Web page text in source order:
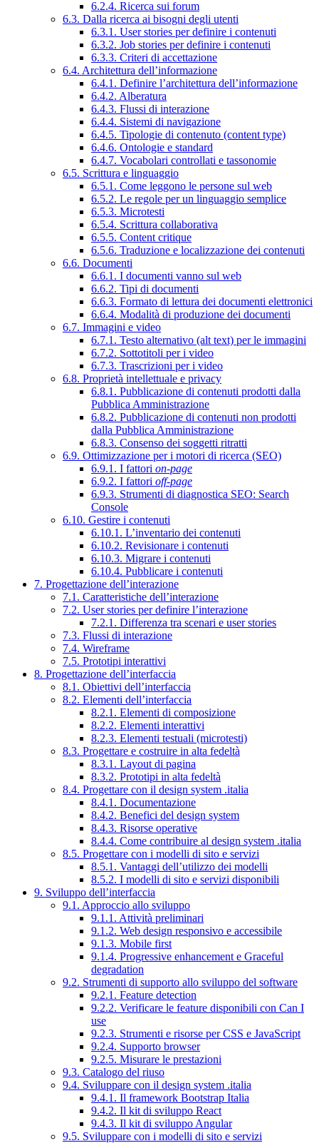
6.2.4. Ricerca sui forum
6.3. Dalla ricerca ai bisogni degli utenti
6.3.1. User stories per definire i contenuti
6.3.2. Job stories per definire i contenuti
6.3.3. Criteri di accettazione
6.4. Architettura dell’informazione
6.4.1. Definire l’architettura dell’informazione
6.4.2. Alberatura
6.4.3. Flussi di interazione
6.4.4. Sistemi di navigazione
6.4.5. Tipologie di contenuto (content type)
6.4.6. Ontologie e standard
6.4.7. Vocabolari controllati e tassonomie
6.5. Scrittura e linguaggio
6.5.1. Come leggono le persone sul web
6.5.2. Le regole per un linguaggio semplice
6.5.3. Microtesti
6.5.4. Scrittura collaborativa
6.5.5. Content critique
6.5.6. Traduzione e localizzazione dei contenuti
6.6. Documenti
6.6.1. I documenti vanno sul web
6.6.2. Tipi di documenti
6.6.3. Formato di lettura dei documenti elettronici
6.6.4. Modalità di produzione dei documenti
6.7. Immagini e video
6.7.1. Testo alternativo (alt text) per le immagini
6.7.2. Sottotitoli per i video
6.7.3. Trascrizioni per i video
6.8. Proprietà intellettuale e privacy
6.8.1. Pubblicazione di contenuti prodotti dalla
Pubblica Amministrazione
6.8.2. Pubblicazione di contenuti non prodotti
dalla Pubblica Amministrazione
6.8.3. Consenso dei soggetti ritratti
6.9. Ottimizzazione per i motori di ricerca (SEO)
6.9.1. I fattori on-page
6.9.2. I fattori off-page
6.9.3. Strumenti di diagnostica SEO: Search
Console
6.10. Gestire i contenuti
6.10.1. L’inventario dei contenuti
6.10.2. Revisionare i contenuti
6.10.3. Migrare i contenuti
6.10.4. Pubblicare i contenuti
7. Progettazione dell’interazione
7.1. Caratteristiche dell’interazione
7.2. User stories per definire l’interazione
7.2.1. Differenza tra scenari e user stories
7.3. Flussi di interazione
7.4. Wireframe
7.5. Prototipi interattivi
8. Progettazione dell’interfaccia
8.1. Obiettivi dell’interfaccia
8.2. Elementi dell’interfaccia
8.2.1. Elementi di composizione
8.2.2. Elementi interattivi
8.2.3. Elementi testuali (microtesti)
8.3. Progettare e costruire in alta fedeltà
8.3.1. Layout di pagina
8.3.2. Prototipi in alta fedeltà
8.4. Progettare con il design system .italia
8.4.1. Documentazione
8.4.2. Benefici del design system
8.4.3. Risorse operative
8.4.4. Come contribuire al design system .italia
8.5. Progettare con i modelli di sito e servizi
8.5.1. Vantaggi dell’utilizzo dei modelli
8.5.2. I modelli di sito e servizi disponibili
9. Sviluppo dell’interfaccia
9.1. Approccio allo sviluppo
9.1.1. Attività preliminari
9.1.2. Web design responsivo e accessibile
9.1.3. Mobile first
9.1.4. Progressive enhancement e Graceful
degradation
9.2. Strumenti di supporto allo sviluppo del software
9.2.1. Feature detection
9.2.2. Verificare le feature disponibili con Can I
use
9.2.3. Strumenti e risorse per CSS e JavaScript
9.2.4. Supporto browser
9.2.5. Misurare le prestazioni
9.3. Catalogo del riuso
9.4. Sviluppare con il design system .italia
9.4.1. Il framework Bootstrap Italia
9.4.2. Il kit di sviluppo React
9.4.3. Il kit di sviluppo Angular
9.5. Sviluppare con i modelli di sito e servizi